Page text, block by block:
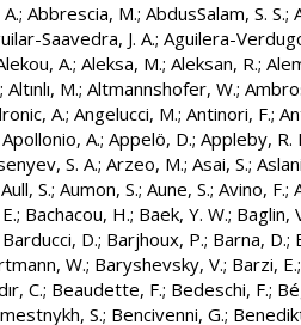
; Abbrescia, M.; AbdusSalam, S. S.;
Saavedra, J. A.; Aguilera-
A.; Aleksa, M.; Aleksan, R.;
; Altınlı, M.; Altmannshofer, W.;
A.; Angelucci, M.; Antinori, F.;
Apollonio, A.; Appelö, D.; Appleby, R.
S. A.; Arzeo, M.; Asai, S.;
Aull, S.; Aumon, S.; Aune, S.; Avino, F.;
; Bachacou, H.; Baek, Y. W.; Baglin,
Barducci, D.; Barjhoux, P.; Barna, D.;
W.; Baryshevsky, V.; Barzi, E.
C.; Beaudette, F.; Bedeschi, F.;
S.; Bencivenni, G.;